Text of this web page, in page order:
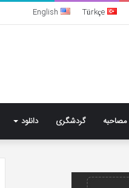
Türkçe
English
مصاحبه گردشگری دانلود